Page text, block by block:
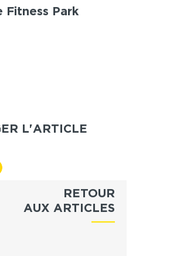
Fitness Park
L'ARTICLE
RETOUR
AUX ARTICLES